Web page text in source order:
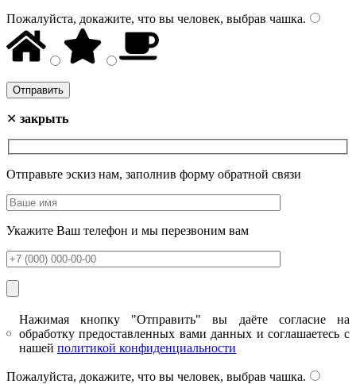
Пожалуйста, докажите, что вы человек, выбрав чашка.
✕ закрыть
Отправьте эскиз нам, заполнив форму обратной связи
Укажите Ваш телефон и мы перезвоним вам
Нажимая кнопку "Отправить" вы даёте согласие на
обработку предоставленных вами данных и соглашаетесь с
нашей политикой конфиденциальности
Пожалуйста, докажите, что вы человек, выбрав чашка.